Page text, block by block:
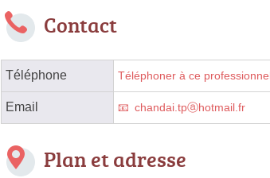
Contact
Téléphone Téléphoner à ce professionnel
Email chandai.tpⓐhotmail.fr
Plan et adresse